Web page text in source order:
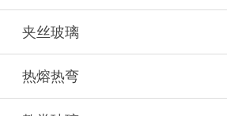
夹丝玻璃
热熔热弯